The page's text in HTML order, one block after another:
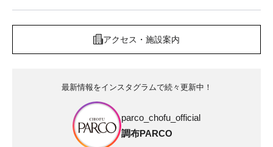
アクセス・施設案内
最新情報をインスタグラムで続々更新中！
parco_chofu_official
調布PARCO